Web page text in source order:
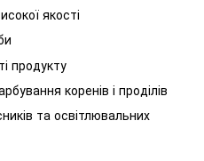
якості
продукту
коренів і проділів
та освітлювальних